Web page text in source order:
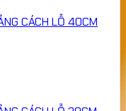
CÁCH LỖ 40CM